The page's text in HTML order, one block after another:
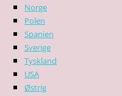
Norge
Polen
Spanien
Sverige
Tyskland
USA
Østrig